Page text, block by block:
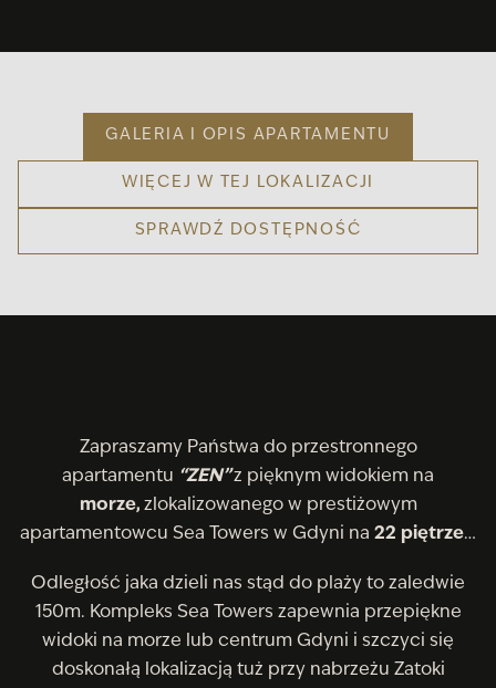
GALERIA I OPIS APARTAMENTU
WIĘCEJ W TEJ LOKALIZACJI
SPRAWDŹ DOSTĘPNOŚĆ
Zapraszamy Państwa do przestronnego
apartamentu “ZEN”z pięknym widokiem na
morze, zlokalizowanego w prestiżowym
apartamentowcu Sea Towers w Gdyni na 22 piętrze…
Odległość jaka dzieli nas stąd do plaży to zaledwie
150m. Kompleks Sea Towers zapewnia przepiękne
widoki na morze lub centrum Gdyni i szczyci się
doskonałą lokalizacją tuż przy nabrzeżu Zatoki